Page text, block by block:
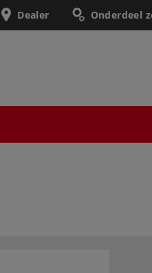
Onderdeel
Dealer